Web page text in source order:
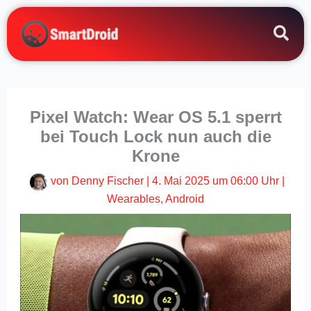
Zum
Inhalt
springen
Pixel Watch: Wear OS 5.1 sperrt
bei Touch Lock nun auch die
Krone
von Denny Fischer 4. Mai 2025 um 06:00 Uhr
Wearables, Android